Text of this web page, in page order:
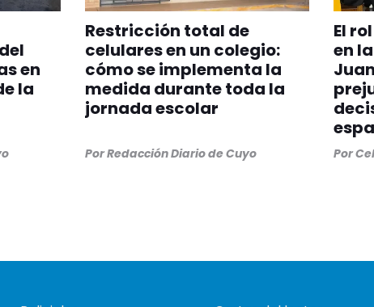
en
la
Restricción total de
celulares en un colegio:
cómo se implementa la
medida durante toda la
jornada escolar
PorRedacción Diario de Cuyo
El
en
Por